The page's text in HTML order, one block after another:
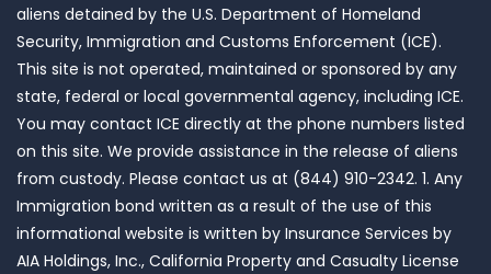
aliens detained by the U.S. Department of Homeland
Security, Immigration and Customs Enforcement (ICE).
This site is not operated, maintained or sponsored by any
state, federal or local governmental agency, including ICE.
You may contact ICE directly at the phone numbers listed
on this site. We provide assistance in the release of aliens
from custody. Please contact us at (844) 910-2342. 1. Any
Immigration bond written as a result of the use of this
informational website is written by Insurance Services by
AIA Holdings, Inc., California Property and Casualty License